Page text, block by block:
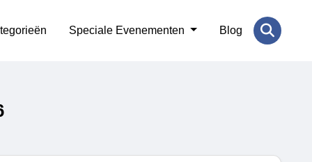
Speciale Evenementen Blog